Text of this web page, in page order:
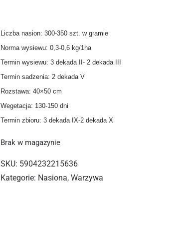
Liczba nasion: 300-350 szt. w gramie
Norma wysiewu: 0,3-0,6 kg/1ha
Termin wysiewu: 3 dekada II- 2 dekada III
Termin sadzenia: 2 dekada V
Rozstawa: 40×50 cm
Wegetacja: 130-150 dni
Termin zbioru: 3 dekada IX-2 dekada X
Brak w magazynie
SKU: 5904232215636
Kategorie: Nasiona,Warzywa